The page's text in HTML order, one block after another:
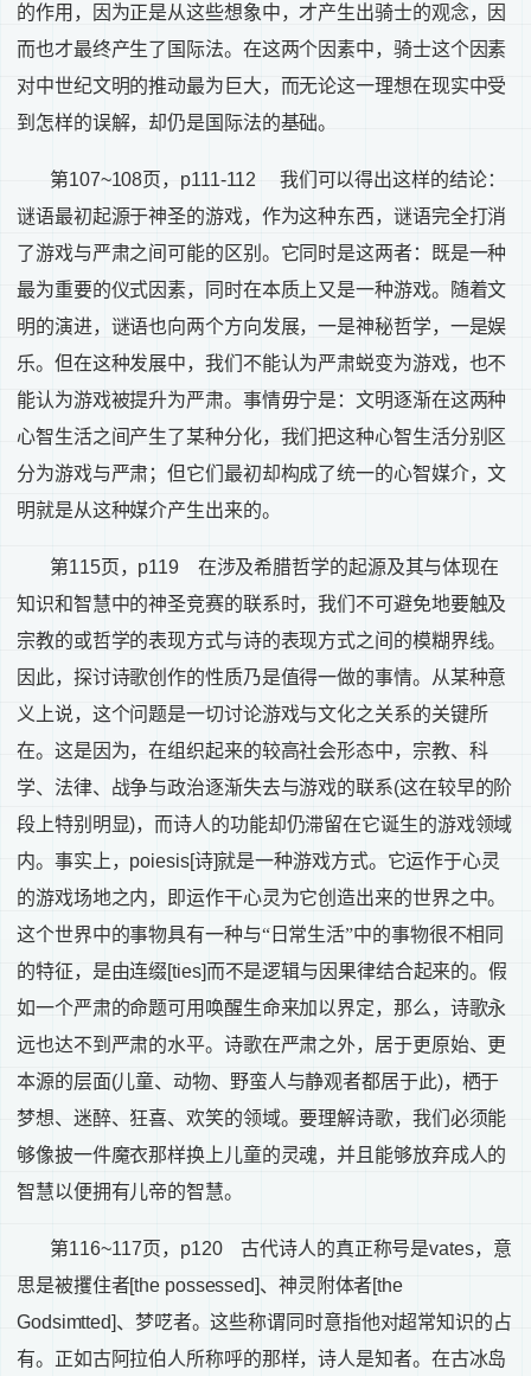
的作用，因为正是从这些想象中，才产生出骑士的观念，因
而也才最终产生了国际法。在这两个因素中，骑士这个因素
对中世纪文明的推动最为巨大，而无论这一理想在现实中受
到怎样的误解，却仍是国际法的基础。
第107~108页， p111-112 我们可以得出这样的结论：
谜语最初起源于神圣的游戏，作为这种东西，谜语完全打消
了游戏与严肃之间可能的区别。它同时是这两者：既是一种
最为重要的仪式因素，同时在本质上又是一种游戏。随着文
明的演进，谜语也向两个方向发展，一是神秘哲学，一是娱
乐。但在这种发展中，我们不能认为严肃蜕变为游戏，也不
能认为游戏被提升为严肃。事情毋宁是：文明逐渐在这两种
心智生活之间产生了某种分化，我们把这种心智生活分别区
分为游戏与严肃；但它们最初却构成了统一的心智媒介，文
明就是从这种媒介产生出来的。
第115页， p119 在涉及希腊哲学的起源及其与体现在
知识和智慧中的神圣竞赛的联系时，我们不可避免地要触及
宗教的或哲学的表现方式与诗的表现方式之间的模糊界线。
因此，探讨诗歌创作的性质乃是值得一做的事情。从某种意
义上说，这个问题是一切讨论游戏与文化之关系的关键所
在。这是因为，在组织起来的较高社会形态中，宗教、科
学、法律、战争与政治逐渐失去与游戏的联系(这在较早的阶
段上特别明显)，而诗人的功能却仍滞留在它诞生的游戏领域
内。事实上， poiesis[诗]就是一种游戏方式。它运作于心灵
的游戏场地之内，即运作干心灵为它创造出来的世界之中。
这个世界中的事物具有一种与“日常生活”中的事物很不相同
的特征，是由连缀[ties]而不是逻辑与因果律结合起来的。假
如一个严肃的命题可用唤醒生命来加以界定，那么，诗歌永
远也达不到严肃的水平。诗歌在严肃之外，居于更原始、更
本源的层面(儿童、动物、野蛮人与静观者都居于此)，栖于
梦想、迷醉、狂喜、欢笑的领域。要理解诗歌，我们必须能
够像披一件魔衣那样换上儿童的灵魂，并且能够放弃成人的
智慧以便拥有儿帝的智慧。
第116~117页， p120古代诗人的真正称号是vates，意
思是被攫住者[the possessed]、神灵附体者[the
Godsimtted]、梦呓者。这些称谓同时意指他对超常知识的占
有。正如古阿拉伯人所称呼的那样，诗人是知者。在古冰岛